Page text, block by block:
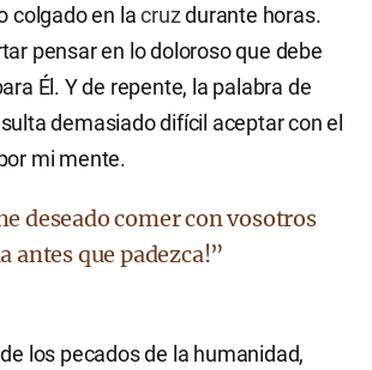
colgado en lacruzdurante horas.
pensar en lo doloroso que debe
Él. Y de repente, la palabra de
demasiado difícil aceptar con el
mi mente.
deseado comer con vosotros
antes que padezca!”
los pecados de la humanidad,